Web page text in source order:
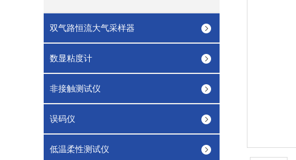
双气路恒流大气采样器
数显粘度计
非接触测试仪
误码仪
低温柔性测试仪